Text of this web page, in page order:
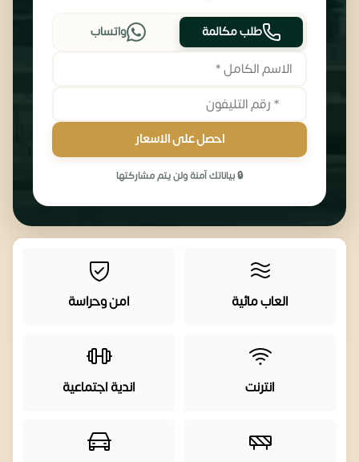
طلب مكالمة واتساب
احصل على الاسعار
🔒 بياناتك آمنة ولن يتم مشاركتها
العاب مائية امن وحراسة
انترنت اندية اجتماعية